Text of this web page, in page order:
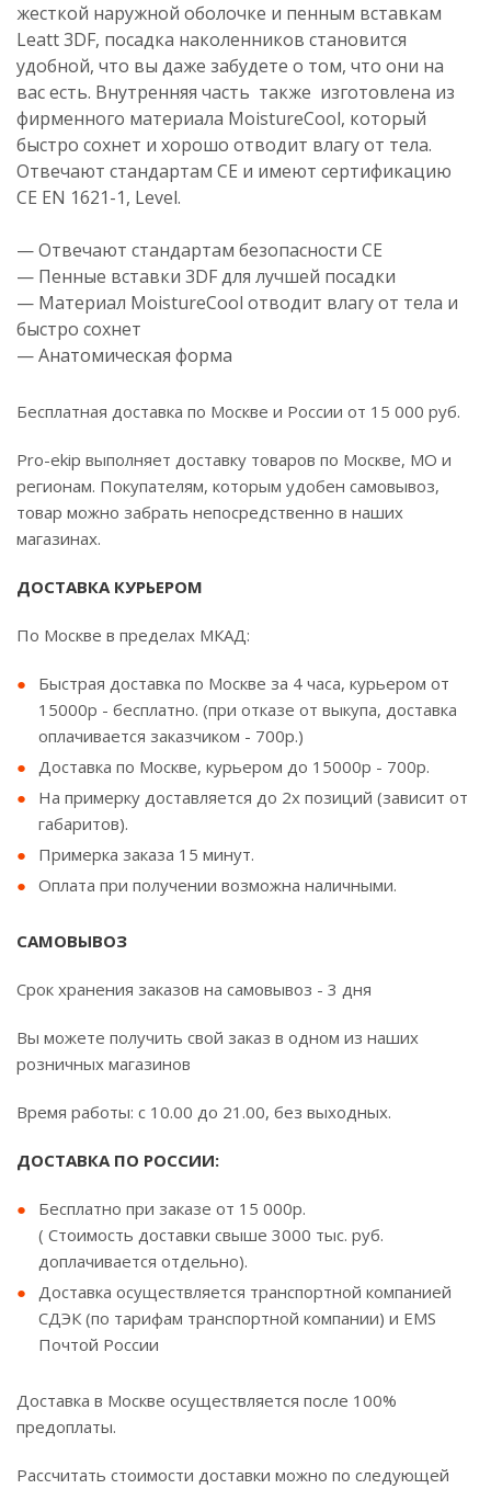
жесткой наружной оболочке и пенным вставкам
Leatt 3DF, посадка наколенников становится
удобной, что вы даже забудете о том, что они на
вас есть. Внутренняя часть также изготовлена из
фирменного материала MoistureCool, который
быстро сохнет и хорошо отводит влагу от тела.
Отвечают стандартам CE и имеют сертификацию
CE EN 1621-1, Level.
— Отвечают стандартам безопасности CE
— Пенные вставки 3DF для лучшей посадки
— Материал MoistureCool отводит влагу от тела и
быстро сохнет
— Анатомическая форма
Бесплатная доставка по Москве и России от 15 000 руб.
Pro-ekip выполняет доставку товаров по Москве, МО и
регионам. Покупателям, которым удобен самовывоз,
товар можно забрать непосредственно в наших
магазинах.
ДОСТАВКА КУРЬЕРОМ
По Москве в пределах МКАД:
Быстрая доставка по Москве за 4 часа, курьером от
15000р - бесплатно. (при отказе от выкупа, доставка
оплачивается заказчиком - 700р.)
Доставка по Москве, курьером до 15000р - 700р.
На примерку доставляется до 2х позиций (зависит от
габаритов).
Примерка заказа 15 минут.
Оплата при получении возможна наличными.
САМОВЫВОЗ
Срок хранения заказов на самовывоз - 3 дня
Вы можете получить свой заказ в одном из наших
розничных магазинов
Время работы: с 10.00 до 21.00, без выходных.
ДОСТАВКА ПО РОССИИ:
Бесплатно при заказе от 15 000р.
( Стоимость доставки свыше 3000 тыс. руб.
доплачивается отдельно).
Доставка осуществляется транспортной компанией
СДЭК (по тарифам транспортной компании) и EMS
Почтой России
Доставка в Москве осуществляется после 100%
предоплаты.
Рассчитать стоимости доставки можно по следующей